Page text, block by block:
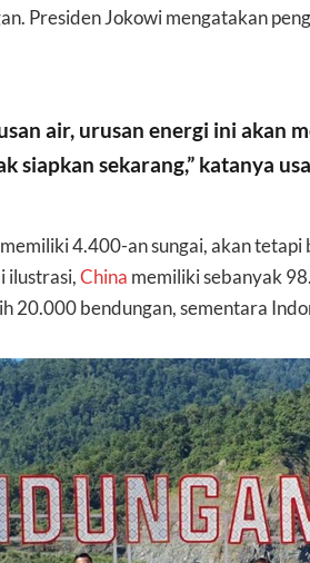
Presiden Jokowi mengatakan
air, urusan energi ini akan
siapkan sekarang,” katanya
memiliki 4.400-an sungai, akan
ilustrasi,China memiliki sebanyak
20.000 bendungan, sementara